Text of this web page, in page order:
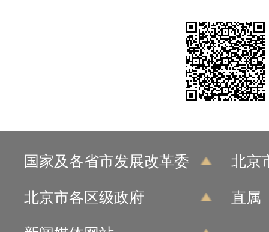
国家及各省市发展改革委 北京
北京市各区级政府 直属